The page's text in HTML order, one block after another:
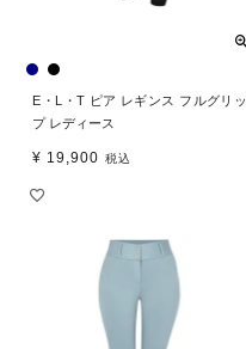
E・L・T ピア レギンス フルグリッ
プ レディース
¥ 19,900 税込